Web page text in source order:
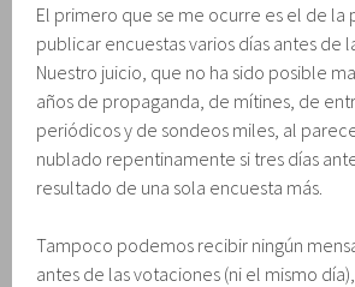
El primero que se me ocurre es el de la
publicar encuestas varios días antes de
Nuestro juicio, que no ha sido posible
años de propaganda, de mítines, de
periódicos y de sondeos miles, al
nublado repentinamente si tres días
resultado de una sola encuesta más.
Tampoco podemos recibir ningún
antes de las votaciones (ni el mismo